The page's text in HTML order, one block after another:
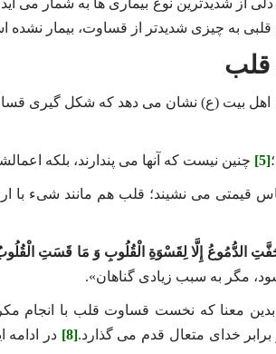
از شدیدترین نوع بیماری ها به شمار می
قلبی به چیزی شدیدتر از قساوت، بیمار نشده
قلب
اهل بیت (ع) نشان می ‌دهد که شکل‌ گیری
؛[5] چنین نیست که آنها می‌ پندارند، بلکه
قیمتی می ‌نشیند؛ قلب هم مانند شیء با
الدُّمُوعُ إِلَّا لِقَسْوَةِ الْقُلُوبِ وَ مَا قَسَتِ الْقُلُوبُ
مگر به سبب زیادی گناهان».
معنا که نخست قساوت قلب با انجام
خدای متعال قدم می گذارد.[8]
در ادامه